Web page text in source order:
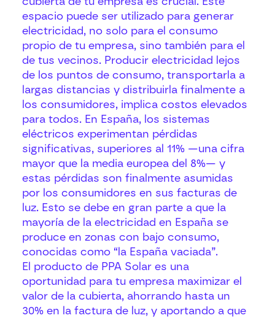
espacio puede ser utilizado para generar
electricidad, no solo para el consumo
propio de tu empresa, sino también para el
de tus vecinos. Producir electricidad lejos
de los puntos de consumo, transportarla a
largas distancias y distribuirla finalmente a
los consumidores, implica costos elevados
para todos. En España, los sistemas
eléctricos experimentan pérdidas
significativas, superiores al 11% —una cifra
mayor que la media europea del 8%— y
estas pérdidas son finalmente asumidas
por los consumidores en sus facturas de
luz. Esto se debe en gran parte a que la
mayoría de la electricidad en España se
produce en zonas con bajo consumo,
conocidas como “la España vaciada”.
El producto de PPA Solar es una
oportunidad para tu empresa maximizar el
valor de la cubierta, ahorrando hasta un
30% en la factura de luz, y aportando a que